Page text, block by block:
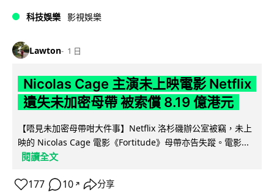
科技娛樂 影視娛樂
Lawton 1 日
Nicolas Cage 主演未上映電影 Netflix
遺失未加密母帶 被索償 8.19 億港元
【唔見未加密母帶咁大件事】Netflix 洛杉磯辦公室被竊，未上
映的 Nicolas Cage 電影《Fortitude》母帶亦告失蹤。電影...
閱讀全文
177 10 ↗ 分享